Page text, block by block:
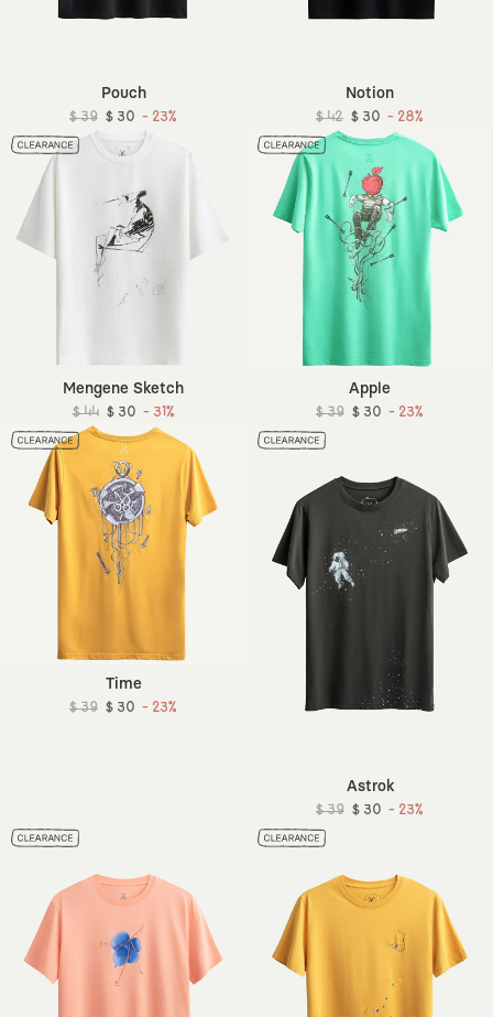
Pouch
$ 39 $ 30 - 23%
Notion
$ 42 $ 30 - 28%
Mengene Sketch
$ 44 $ 30 - 31%
Apple
$ 39 $ 30 - 23%
Time
$ 39 $ 30 - 23%
Astrok
$ 39 $ 30 - 23%